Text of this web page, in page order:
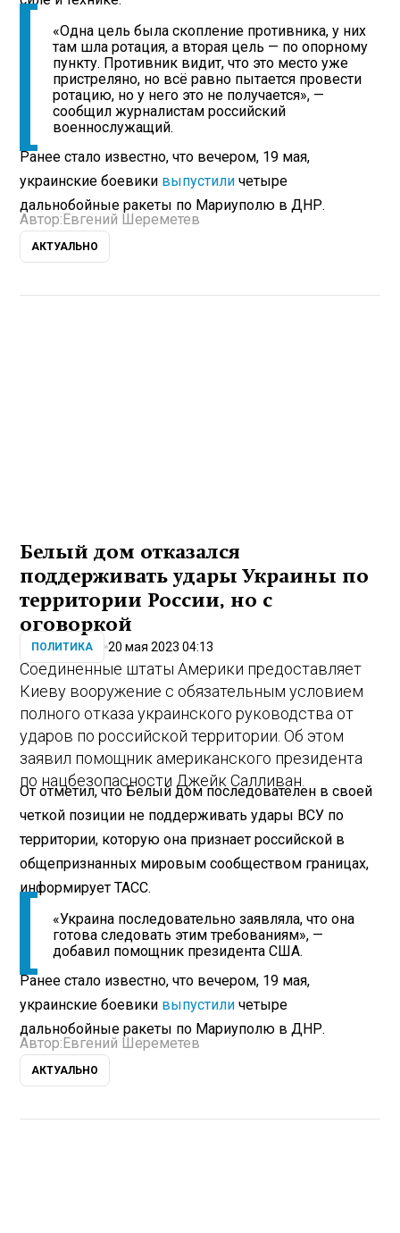
«Одна цель была скопление противника, у них
там шла ротация, а вторая цель — по опорному
пункту. Противник видит, что это место уже
пристреляно, но всё равно пытается провести
ротацию, но у него это не получается», —
сообщил журналистам российский
военнослужащий.
Ранее стало известно, что вечером, 19 мая,
украинские боевики выпустиличетыре
дальнобойные ракеты по Мариуполю в ДНР.
Автор: Евгений Шереметев
АКТУАЛЬНО
Белый дом отказался
поддерживать удары Украины по
территории России, но с
оговоркой
ПОЛИТИКА 20 мая 2023 04:13
Соединенные штаты Америки предоставляет
Киеву вооружение с обязательным условием
полного отказа украинского руководства от
ударов по российской территории. Об этом
заявил помощник американского президента
по нацбезопасности Джейк Салливан.
От отметил, что Белый дом последователен в своей
четкой позиции не поддерживать удары ВСУ по
территории, которую она признает российской в
общепризнанных мировым сообществом границах,
информирует ТАСС.
«Украина последовательно заявляла, что она
готова следовать этим требованиям», —
добавил помощник президента США.
Ранее стало известно, что вечером, 19 мая,
украинские боевики выпустили четыре
дальнобойные ракеты по Мариуполю в ДНР.
Автор: Евгений Шереметев
АКТУАЛЬНО